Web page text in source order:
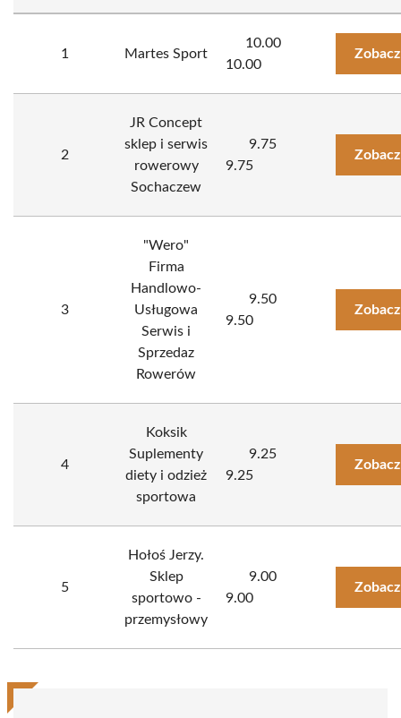
1 Martes Sport
10.00
10.00
2
JR Concept
sklep i serwis
rowerowy
Sochaczew
9.75
9.75
3
"Wero"
Firma
Handlowo-
Usługowa
Serwis i
Sprzedaz
Rowerów
9.50
9.50
4
Koksik
Suplementy
diety i odzież
sportowa
9.25
9.25
5
Hołoś Jerzy.
Sklep
sportowo -
przemysłowy
9.00
9.00